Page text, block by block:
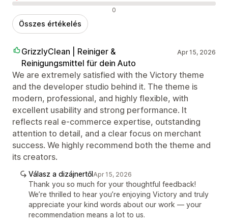
Negatív értékelések 0
Összes értékelés
GrizzlyClean | Reiniger &
Reinigungsmittel für dein Auto
Apr 15, 2026
We are extremely satisfied with the Victory theme
and the developer studio behind it. The theme is
modern, professional, and highly flexible, with
excellent usability and strong performance. It
reflects real e-commerce expertise, outstanding
attention to detail, and a clear focus on merchant
success. We highly recommend both the theme and
its creators.
Válasz a dizájnertőlApr 15, 2026
Thank you so much for your thoughtful feedback!
We’re thrilled to hear you’re enjoying Victory and truly
appreciate your kind words about our work — your
recommendation means a lot to us.